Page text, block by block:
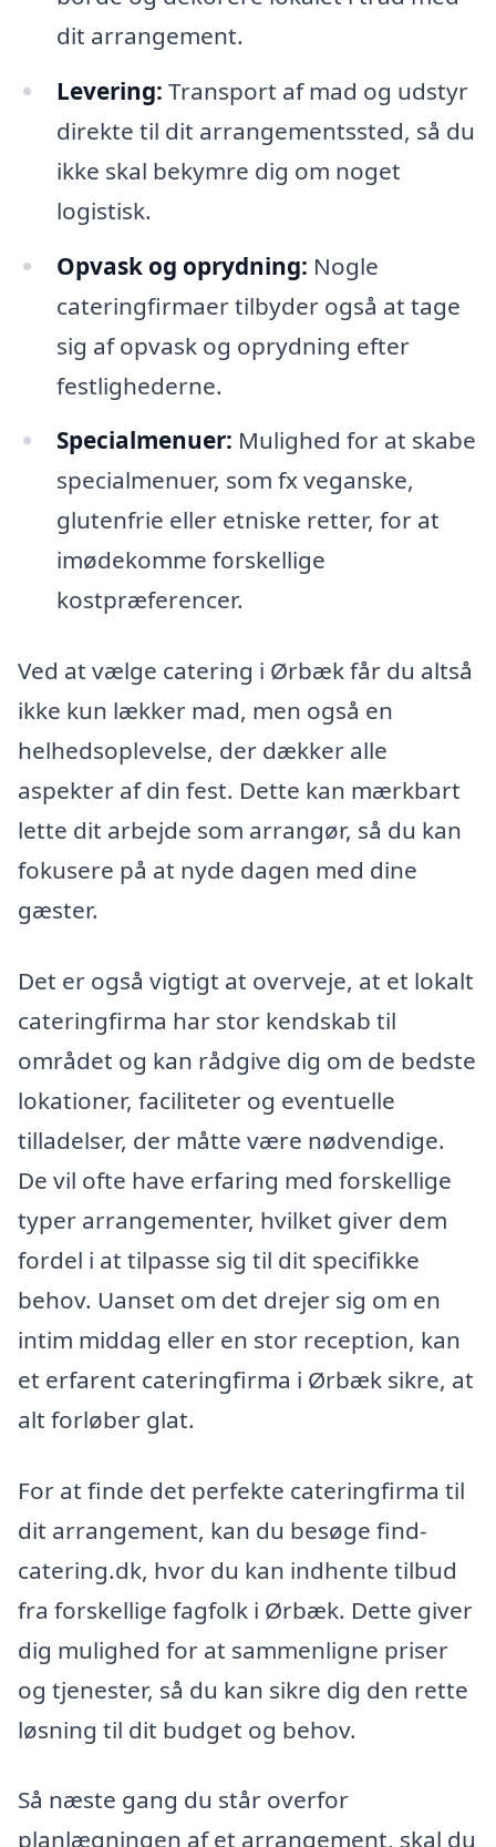
dit arrangement.
Levering: Transport af mad og udstyr
direkte til dit arrangementssted, så du
ikke skal bekymre dig om noget
logistisk.
Opvask og oprydning: Nogle
cateringfirmaer tilbyder også at tage
sig af opvask og oprydning efter
festlighederne.
Specialmenuer: Mulighed for at skabe
specialmenuer, som fx veganske,
glutenfrie eller etniske retter, for at
imødekomme forskellige
kostpræferencer.
Ved at vælge catering i Ørbæk får du altså
ikke kun lækker mad, men også en
helhedsoplevelse, der dækker alle
aspekter af din fest. Dette kan mærkbart
lette dit arbejde som arrangør, så du kan
fokusere på at nyde dagen med dine
gæster.
Det er også vigtigt at overveje, at et lokalt
cateringfirma har stor kendskab til
området og kan rådgive dig om de bedste
lokationer, faciliteter og eventuelle
tilladelser, der måtte være nødvendige.
De vil ofte have erfaring med forskellige
typer arrangementer, hvilket giver dem
fordel i at tilpasse sig til dit specifikke
behov. Uanset om det drejer sig om en
intim middag eller en stor reception, kan
et erfarent cateringfirma i Ørbæk sikre, at
alt forløber glat.
For at finde det perfekte cateringfirma til
dit arrangement, kan du besøge find-
catering.dk, hvor du kan indhente tilbud
fra forskellige fagfolk i Ørbæk. Dette giver
dig mulighed for at sammenligne priser
og tjenester, så du kan sikre dig den rette
løsning til dit budget og behov.
Så næste gang du står overfor
planlægningen af et arrangement, skal du